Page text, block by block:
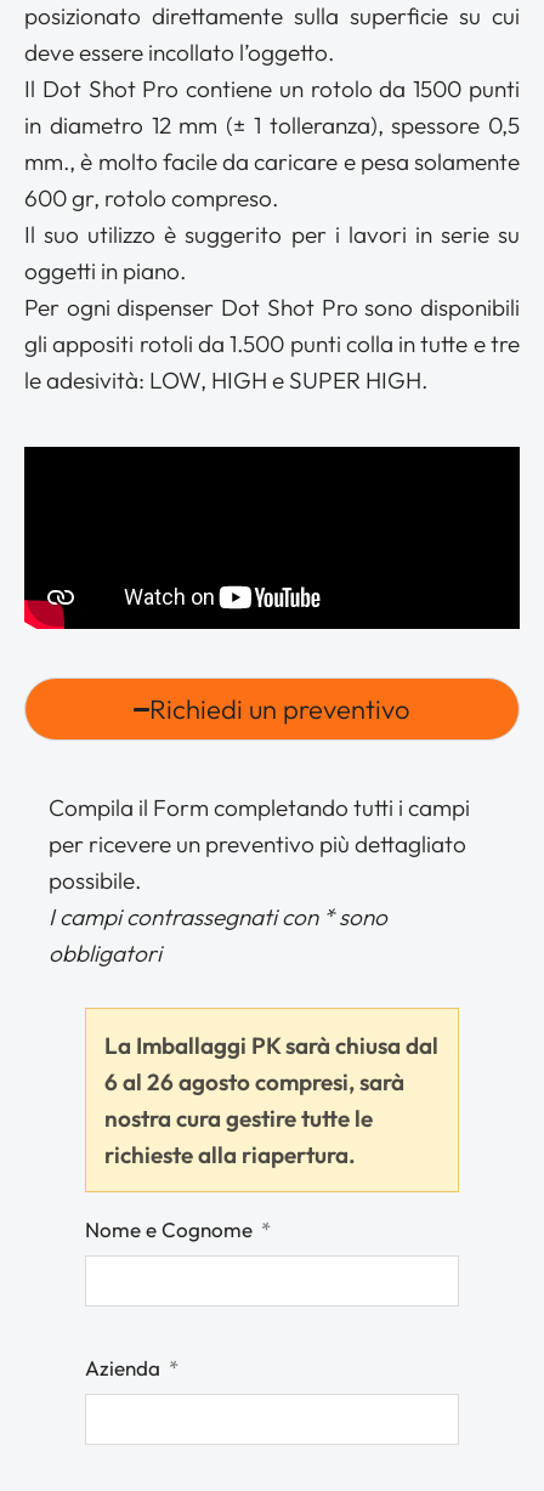
posizionato direttamente sulla superficie su cui
deve essere incollato l’oggetto.
Il Dot Shot Pro contiene un rotolo da 1500 punti
in diametro 12 mm (± 1 tolleranza), spessore 0,5
mm., è molto facile da caricare e pesa solamente
600 gr, rotolo compreso.
Il suo utilizzo è suggerito per i lavori in serie su
oggetti in piano.
Per ogni dispenser Dot Shot Pro sono disponibili
gli appositi rotoli da 1.500 punti colla in tutte e tre
le adesività: LOW, HIGH e SUPER HIGH.
Richiedi un preventivo
Compila il Form completando tutti i campi
per ricevere un preventivo più dettagliato
possibile.
I campi contrassegnati con * sono
obbligatori
La Imballaggi PK sarà chiusa dal
6 al 26 agosto compresi, sarà
nostra cura gestire tutte le
richieste alla riapertura.
Nome e Cognome
Azienda